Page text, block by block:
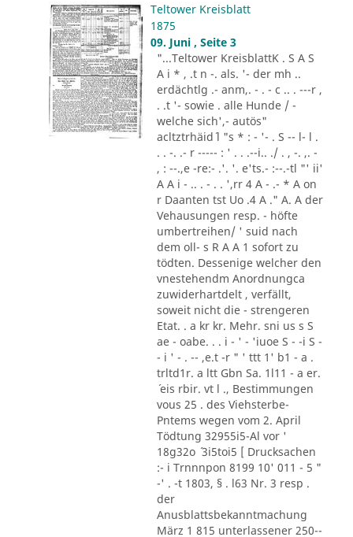
Teltower Kreisblatt
1875
09. Juni , Seite 3
"...Teltower KreisblattK . S A S
A i * , .t n -. als. '- der mh ..
erdächtlg .- anm,. - . - c .. . ---r ,
. .t '- sowie . alle Hunde / -
welche sich',- autös"
acltztrhäid´ l "s * : - '- . S -- l- l .
. . -. .- r ----- : ' . . .--i.. ./ . , -. ,. -
, : --.,e -re:- .'. '. e'ts.- :--.-tl "' ii'
A A i - .. . - . . ',rr 4 A - .- * A on
r Daanten tst Uo .4 A ." A. A der
Vehausungen resp. - höfte
umbertreihen/ ' suid nach
dem oll- s R A A 1 sofort zu
tödten. Dessenige welcher den
vnestehendm Anordnungca
zuwiderhartdelt , verfällt,
soweit nicht die - strengeren
Etat. . a kr kr. Mehr. sni us s S
ae - oabe. . . i - ' - 'iuoe S - -i S -
- i ' - . -- ,e.t -r " ' ttt 1' b1 - a .
trltd1r. a ltt Gbn Sa. 1l11 - a er.
´ eis rbir. vt l ., Bestimmungen
vous 25 . des Viehsterbe-
Pntems wegen vom 2. April
Tödtung 32955i5-Al vor '
18g32o ´ 3i5toi5 [ Drucksachen
:- i Trnnnpon 8199 10' 011 - 5 "
-' . -t 1803, § . l63 Nr. 3 resp .
der
Anusblattsbekanntmachung
März 1 815 unterlassener 250--